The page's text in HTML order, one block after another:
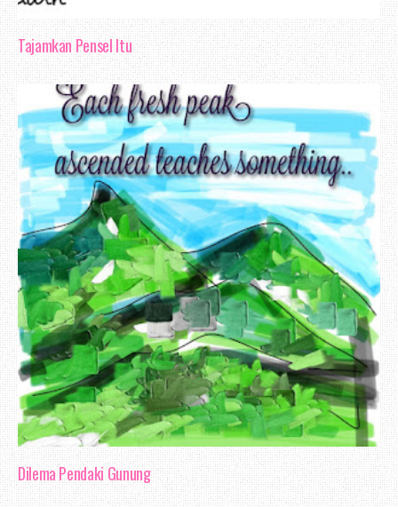
Tajamkan Pensel Itu
Dilema Pendaki Gunung